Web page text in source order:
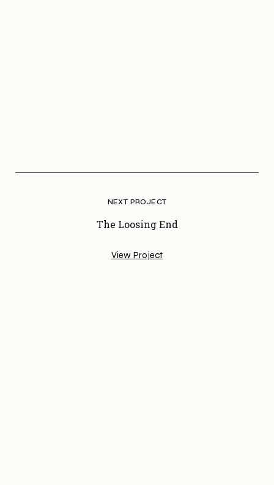
View Project
The Loosing End